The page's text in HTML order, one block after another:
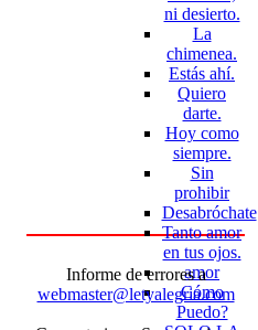
ni desierto.
La
chimenea.
Estás ahí.
Quiero
darte.
Hoy como
siempre.
Sin
prohibir
Desabróchate
Tanto amor
en tus ojos.
amor
Cómo
Puedo?
Informe de errores a
webmaster@letyalegria.com